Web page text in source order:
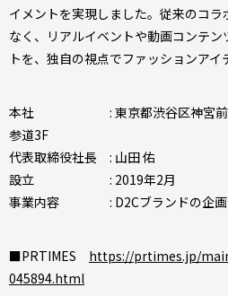
イメントを実現しました。従来のコ
なく、リアルイベントや動画コンテ
トを、独自の視点でファッションアイ
本社 : 東京都渋谷区神宮前5-
参道3F
代表取締役社長 : 山田 佑
設立 : 2019年2月
事業内容 : D2Cブランドの企画・
■PRTIMES https://prtimes.jp/
045894.html